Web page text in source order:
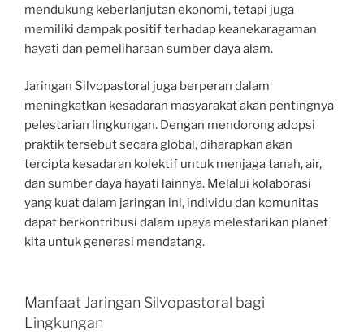
mendukung keberlanjutan ekonomi, tetapi juga
memiliki dampak positif terhadap keanekaragaman
hayati dan pemeliharaan sumber daya alam.
Jaringan Silvopastoral juga berperan dalam
meningkatkan kesadaran masyarakat akan pentingnya
pelestarian lingkungan. Dengan mendorong adopsi
praktik tersebut secara global, diharapkan akan
tercipta kesadaran kolektif untuk menjaga tanah, air,
dan sumber daya hayati lainnya. Melalui kolaborasi
yang kuat dalam jaringan ini, individu dan komunitas
dapat berkontribusi dalam upaya melestarikan planet
kita untuk generasi mendatang.
Manfaat Jaringan Silvopastoral bagi
Lingkungan